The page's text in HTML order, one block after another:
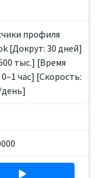
профиля
[Докрут: 30 дней]
тыс.] [Время
0–1 час] [Скорость:
день]